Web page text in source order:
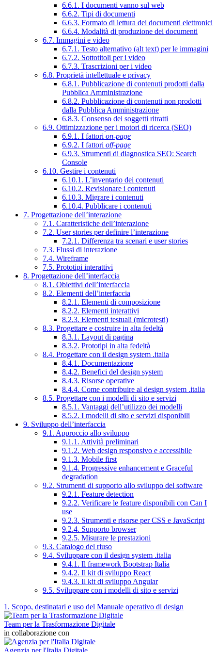
6.6.1. I documenti vanno sul web
6.6.2. Tipi di documenti
6.6.3. Formato di lettura dei documenti elettronici
6.6.4. Modalità di produzione dei documenti
6.7. Immagini e video
6.7.1. Testo alternativo (alt text) per le immagini
6.7.2. Sottotitoli per i video
6.7.3. Trascrizioni per i video
6.8. Proprietà intellettuale e privacy
6.8.1. Pubblicazione di contenuti prodotti dalla
Pubblica Amministrazione
6.8.2. Pubblicazione di contenuti non prodotti
dalla Pubblica Amministrazione
6.8.3. Consenso dei soggetti ritratti
6.9. Ottimizzazione per i motori di ricerca (SEO)
6.9.1. I fattori on-page
6.9.2. I fattori off-page
6.9.3. Strumenti di diagnostica SEO: Search
Console
6.10. Gestire i contenuti
6.10.1. L’inventario dei contenuti
6.10.2. Revisionare i contenuti
6.10.3. Migrare i contenuti
6.10.4. Pubblicare i contenuti
7. Progettazione dell’interazione
7.1. Caratteristiche dell’interazione
7.2. User stories per definire l’interazione
7.2.1. Differenza tra scenari e user stories
7.3. Flussi di interazione
7.4. Wireframe
7.5. Prototipi interattivi
8. Progettazione dell’interfaccia
8.1. Obiettivi dell’interfaccia
8.2. Elementi dell’interfaccia
8.2.1. Elementi di composizione
8.2.2. Elementi interattivi
8.2.3. Elementi testuali (microtesti)
8.3. Progettare e costruire in alta fedeltà
8.3.1. Layout di pagina
8.3.2. Prototipi in alta fedeltà
8.4. Progettare con il design system .italia
8.4.1. Documentazione
8.4.2. Benefici del design system
8.4.3. Risorse operative
8.4.4. Come contribuire al design system .italia
8.5. Progettare con i modelli di sito e servizi
8.5.1. Vantaggi dell’utilizzo dei modelli
8.5.2. I modelli di sito e servizi disponibili
9. Sviluppo dell’interfaccia
9.1. Approccio allo sviluppo
9.1.1. Attività preliminari
9.1.2. Web design responsivo e accessibile
9.1.3. Mobile first
9.1.4. Progressive enhancement e Graceful
degradation
9.2. Strumenti di supporto allo sviluppo del software
9.2.1. Feature detection
9.2.2. Verificare le feature disponibili con Can I
use
9.2.3. Strumenti e risorse per CSS e JavaScript
9.2.4. Supporto browser
9.2.5. Misurare le prestazioni
9.3. Catalogo del riuso
9.4. Sviluppare con il design system .italia
9.4.1. Il framework Bootstrap Italia
9.4.2. Il kit di sviluppo React
9.4.3. Il kit di sviluppo Angular
9.5. Sviluppare con i modelli di sito e servizi
1. Scopo, destinatari e uso del Manuale operativo di design
Team per la Trasformazione Digitale
in collaborazione con
Agenzia per l'Italia Digitale